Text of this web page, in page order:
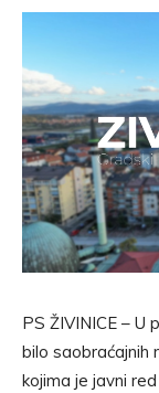
PS ŽIVINICE – U
bilo saobraćajnih
kojima je javni